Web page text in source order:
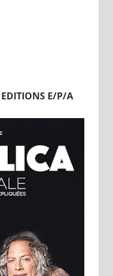
E/P/A